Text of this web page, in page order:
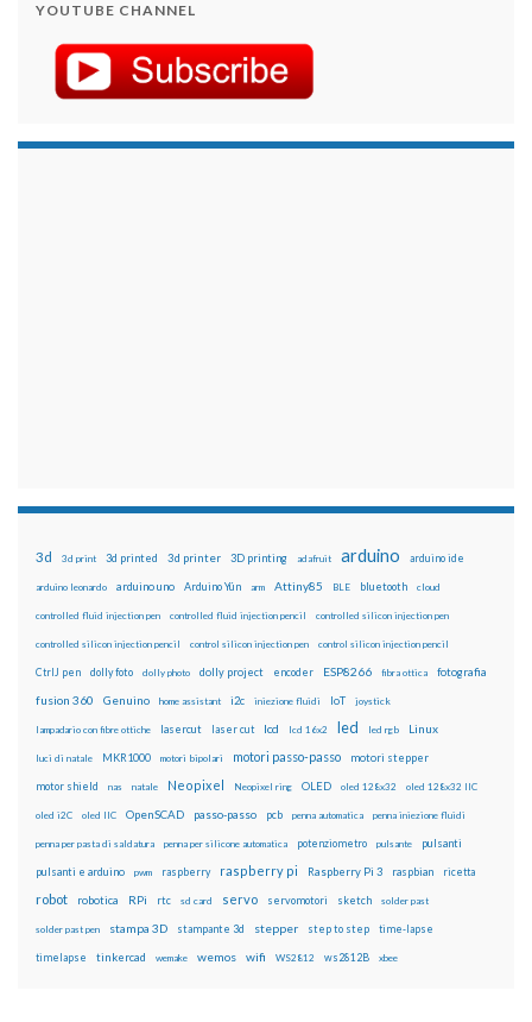
YOUTUBE CHANNEL
3d 3d print 3d printed 3d printer 3D printing adafruit arduino arduino ide
arduino leonardo arduino uno Arduino Yún arm Attiny85 BLE bluetooth cloud
controlled fluid injection pen controlled fluid injection pencil controlled silicon injection pen
controlled silicon injection pencil control silicon injection pen control silicon injection pencil
CtrlJ pen dolly foto dolly photo dolly project encoder ESP8266 fibra ottica fotografia
fusion 360 Genuino home assistant i2c iniezione fluidi IoT joystick
lampadario con fibre ottiche lasercut laser cut lcd lcd 16x2 led led rgb Linux
luci di natale MKR1000 motori bipolari motori passo-passo motori stepper
motor shield nas natale Neopixel Neopixel ring OLED oled 128x32 oled 128x32 IIC
oled i2C oled IIC OpenSCAD passo-passo pcb penna automatica penna iniezione fluidi
penna per pasta di saldatura penna per silicone automatica potenziometro pulsante pulsanti
pulsanti e arduino pwm raspberry raspberry pi Raspberry Pi 3 raspbian ricetta
robot robotica RPi rtc sd card servo servomotori sketch solder past
solder past pen stampa 3D stampante 3d stepper step to step time-lapse
timelapse tinkercad wemake wemos wifi WS2812 ws2812B xbee